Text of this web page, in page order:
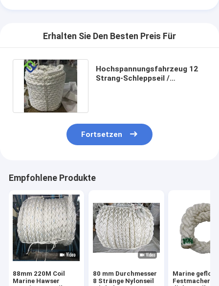
Erhalten Sie Den Besten Preis Für
Hochspannungsfahrzeug 12
Strang-Schleppseil /
Fortsetzen
Empfohlene Produkte
88mm 220M Coil
Marine Hawser
80 mm Durchmesser
8 Stränge Nylonseil
Marine